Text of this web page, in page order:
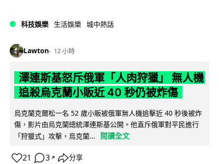
科技娛樂 生活娛樂 城中熱話
Lawton 12 小時
澤連斯基怒斥俄軍「人肉狩獵」 無人機
追殺烏克蘭小販近 40 秒仍被炸傷
烏克蘭克爾松一名 52 歲小販被俄軍無人機追擊近 40 秒後被炸
傷，影片由烏克蘭總統澤連斯基公開。他直斥俄軍對平民進行
「狩獵式」攻擊，烏克蘭...
閱讀全文
21 3 ↗ 分享